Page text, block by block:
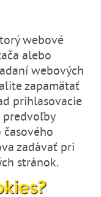
webové
alebo
webových
zapamätať
prihlasovacie
predvoľby
zadávať pri
stránok.